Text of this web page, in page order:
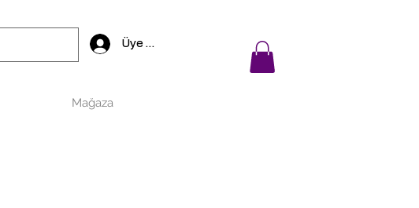
Üye Girişi
Mağaza